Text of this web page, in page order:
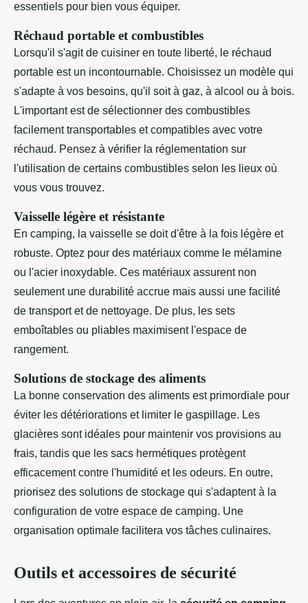
essentiels pour bien vous équiper.
Réchaud portable et combustibles
Lorsqu'il s'agit de cuisiner en toute liberté, le réchaud
portable est un incontournable. Choisissez un modèle qui
s'adapte à vos besoins, qu'il soit à gaz, à alcool ou à bois.
L'important est de sélectionner des combustibles
facilement transportables et compatibles avec votre
réchaud. Pensez à vérifier la réglementation sur
l'utilisation de certains combustibles selon les lieux où
vous vous trouvez.
Vaisselle légère et résistante
En camping, la vaisselle se doit d'être à la fois légère et
robuste. Optez pour des matériaux comme le mélamine
ou l'acier inoxydable. Ces matériaux assurent non
seulement une durabilité accrue mais aussi une facilité
de transport et de nettoyage. De plus, les sets
emboîtables ou pliables maximisent l'espace de
rangement.
Solutions de stockage des aliments
La bonne conservation des aliments est primordiale pour
éviter les détériorations et limiter le gaspillage. Les
glacières sont idéales pour maintenir vos provisions au
frais, tandis que les sacs hermétiques protègent
efficacement contre l'humidité et les odeurs. En outre,
priorisez des solutions de stockage qui s'adaptent à la
configuration de votre espace de camping. Une
organisation optimale facilitera vos tâches culinaires.
Outils et accessoires de sécurité